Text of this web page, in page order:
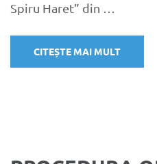
Spiru Haret” din …
CITEȘTE MAI MULT